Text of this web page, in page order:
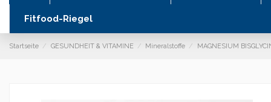
Fitfood-Riegel
Startseite GESUNDHEIT & VITAMINE Mineralstoffe MAGNESIUM